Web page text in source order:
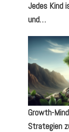
Jedes Kind
und…
Growth-
Strategien